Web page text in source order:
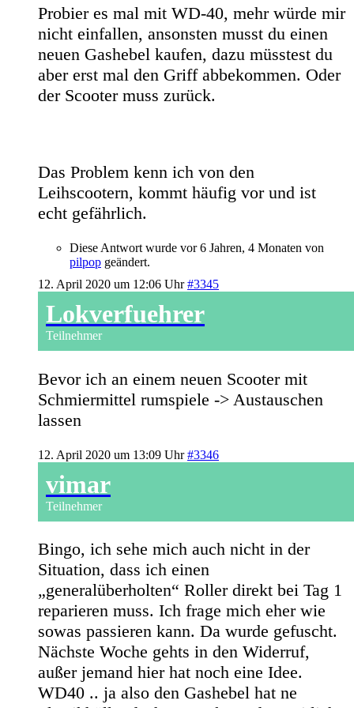
Probier es mal mit WD-40, mehr würde mir
nicht einfallen, ansonsten musst du einen
neuen Gashebel kaufen, dazu müsstest du
aber erst mal den Griff abbekommen. Oder
der Scooter muss zurück.
Das Problem kenn ich von den
Leihscootern, kommt häufig vor und ist
echt gefährlich.
Diese Antwort wurde vor 6 Jahren, 4 Monaten von
pilpop geändert.
12. April 2020 um 12:06 Uhr #3345
Lokverfuehrer
Teilnehmer
Bevor ich an einem neuen Scooter mit
Schmiermittel rumspiele -> Austauschen
lassen
12. April 2020 um 13:09 Uhr #3346
vimar
Teilnehmer
Bingo, ich sehe mich auch nicht in der
Situation, dass ich einen
„generalüberholten“ Roller direkt bei Tag 1
reparieren muss. Ich frage mich eher wie
sowas passieren kann. Da wurde gefuscht.
Nächste Woche gehts in den Widerruf,
außer jemand hier hat noch eine Idee.
WD40 .. ja also den Gashebel hat ne